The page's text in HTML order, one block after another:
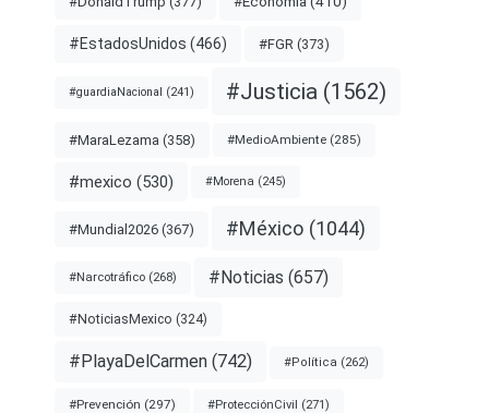
#EstadosUnidos (466) #FGR (373)
#guardiaNacional (241) #Justicia (1562)
#MaraLezama (358) #MedioAmbiente (285)
#mexico (530) #Morena (245)
#Mundial2026 (367) #México (1044)
#Narcotráfico (268) #Noticias (657)
#NoticiasMexico (324)
#PlayaDelCarmen (742) #Política (262)
#Prevención (297) #ProtecciónCivil (271)